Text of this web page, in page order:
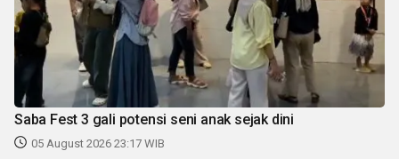
Saba Fest 3 gali potensi seni anak sejak dini
05 August 2026 23:17 WIB